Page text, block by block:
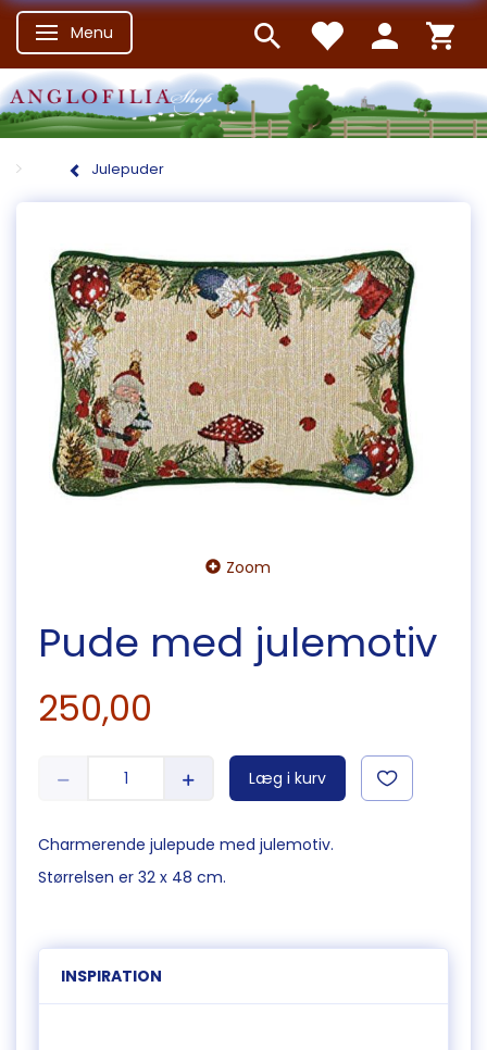
Skifte navigation
Menu
Julepuder
Zoom
Pude med julemotiv
250,00
Læg i kurv
Charmerende julepude med julemotiv.
Størrelsen er 32 x 48 cm.
INSPIRATION